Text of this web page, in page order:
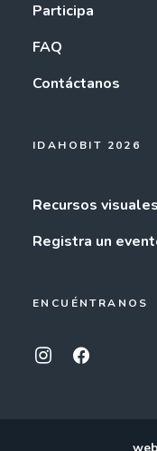
Participa
FAQ
Contáctanos
IDAHOBIT 2026
Recursos visuales
Registra un
ENCUÉNTRANOS